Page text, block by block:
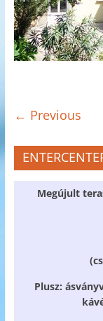
← Previous
Megújult
Plusz: